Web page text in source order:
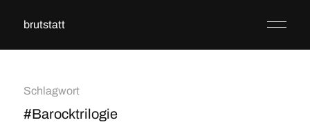
brutstatt
Schlagwort
#Barocktrilogie